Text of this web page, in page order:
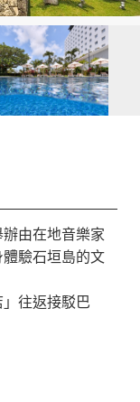
由在地音樂家
驗石垣島的文
往返接駁巴